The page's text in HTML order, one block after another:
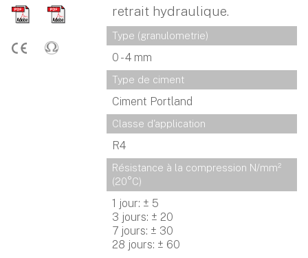
retrait hydraulique.
Type (granulometrie)
0 - 4 mm
Type de ciment
Ciment Portland
Classe d'application
R4
Résistance à la compression N/mm²
(20°C)
1 jour: ± 5
3 jours: ± 20
7 jours: ± 30
28 jours: ± 60